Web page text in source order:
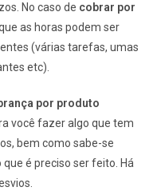
No caso de cobrar por
as horas podem ser
(várias tarefas, umas
etc).
por produto
você fazer algo que tem
bem como sabe-se
é preciso ser feito. Há